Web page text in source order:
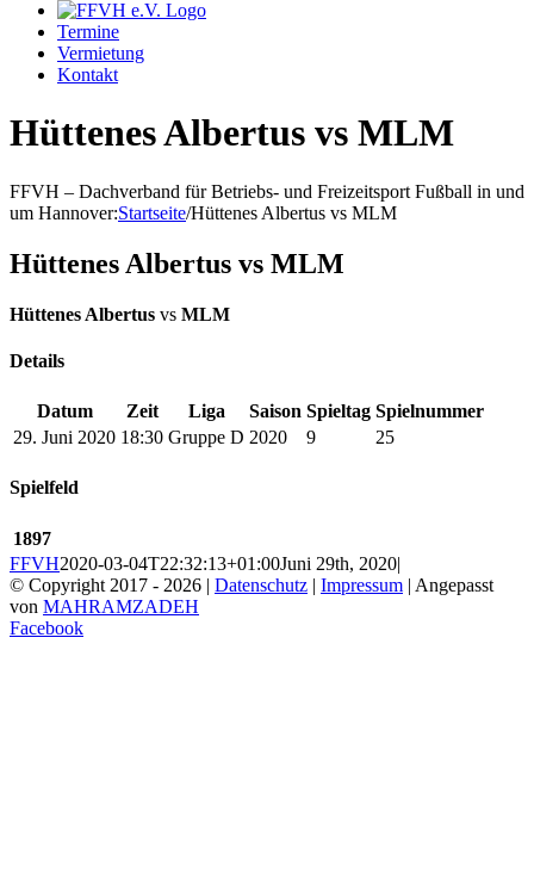
Termine
Vermietung
Kontakt
Hüttenes Albertus vs MLM
FFVH – Dachverband für Betriebs- und Freizeitsport Fußball in und
um Hannover:Startseite/Hüttenes Albertus vs MLM
Hüttenes Albertus vs MLM
Hüttenes Albertus vs MLM
Details
Datum Zeit Liga Saison Spieltag Spielnummer
29. Juni 2020 18:30 Gruppe D 2020 9 25
Spielfeld
1897
FFVH2020-03-04T22:32:13+01:00Juni 29th, 2020|
© Copyright 2017 - 2026 | Datenschutz | Impressum | Angepasst
von MAHRAMZADEH
Facebook